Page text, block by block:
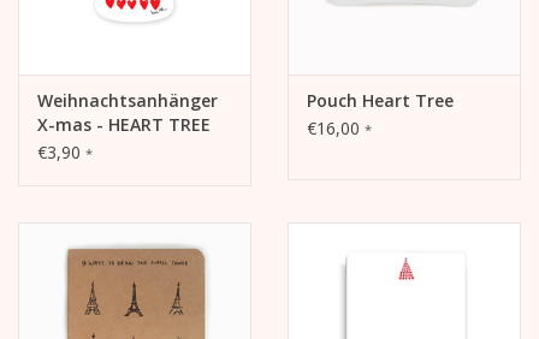
Weihnachtsanhänger
X-mas - HEART TREE
€3,90 *
Pouch Heart Tree
€16,00 *